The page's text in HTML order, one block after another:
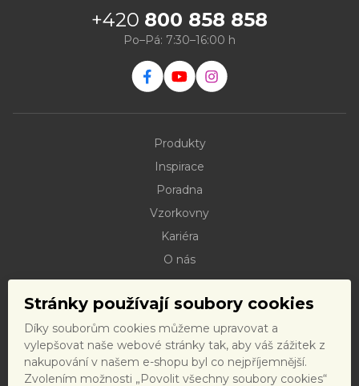
Stránky používají soubory cookies
Díky souborům cookies můžeme upravovat a
vylepšovat naše webové stránky tak, aby váš zážitek z
nakupování v našem e-shopu byl co nejpříjemnější.
Zvolením možnosti „Povolit všechny soubory cookies“
+420 800 858 858
Po–Pá: 7:30–16:00 h
Produkty
Inspirace
Poradna
Vzorkovny
Kariéra
O nás
Dokumenty ke stažení
Doprava
Reklamační řád
Reklamační formulář